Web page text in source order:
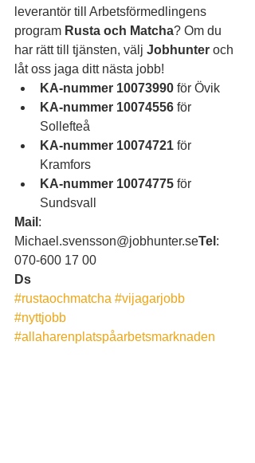
leverantör till Arbetsförmedlingens
program Rusta och Matcha? Om du
har rätt till tjänsten, välj Jobhunter och
låt oss jaga ditt nästa jobb!
KA-nummer 10073990 för Övik
KA-nummer 10074556 för
Sollefteå
KA-nummer 10074721 för
Kramfors
KA-nummer 10074775 för
Sundsvall
Mail :
Michael.svensson@jobhunter.seTel :
070-600 17 00
Ds
#rustaochmatcha #vijagarjobb
#nyttjobb
#allaharenplatspåarbetsmarknaden